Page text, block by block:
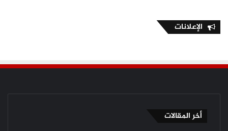
الإعلانات
أخر المقالات